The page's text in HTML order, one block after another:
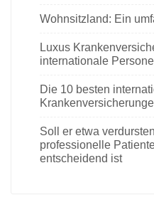
Wohnsitzland: Ein
Luxus
internationale
Die 10 besten
Soll er etwa
professionelle
entscheidend ist